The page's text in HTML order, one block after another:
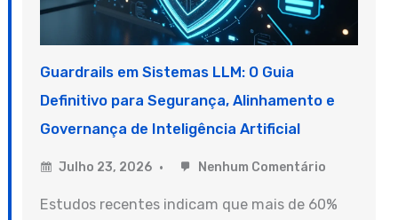
Guardrails em Sistemas LLM: O Guia
Definitivo para Segurança, Alinhamento e
Governança de Inteligência Artificial
Julho 23, 2026 Nenhum Comentário
Estudos recentes indicam que mais de 60%